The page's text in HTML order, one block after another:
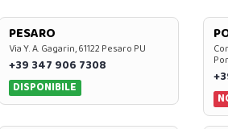
PESARO
Via Y. A. Gagarin, 61122 Pesaro PU
+39 347 906 7308
DISPONIBILE